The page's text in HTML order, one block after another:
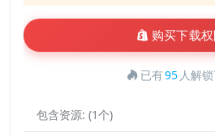
购买下载权
已有95 人解
包含资源: (1个)